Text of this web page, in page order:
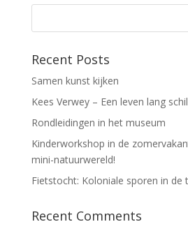
Recent Posts
Samen kunst kijken
Kees Verwey – Een leven lang
Rondleidingen in het museum
Kinderworkshop in de
mini-natuurwereld!
Fietstocht: Koloniale sporen in de
Recent Comments